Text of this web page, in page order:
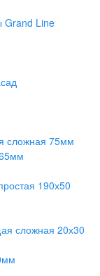
Grand Line
сложная 75мм
190х50
сложная 20х30